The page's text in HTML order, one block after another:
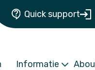
Quick support
Informatie